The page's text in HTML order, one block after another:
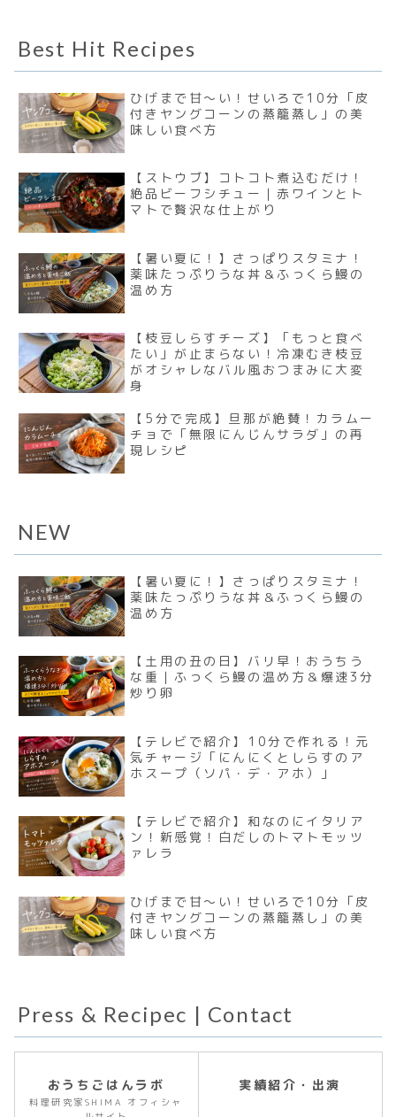
Best Hit Recipes
ひげまで甘〜い！せいろで10分「皮
付きヤングコーンの蒸籠蒸し」の美
味しい食べ方
【ストウブ】コトコト煮込むだけ！
絶品ビーフシチュー｜赤ワインとト
マトで贅沢な仕上がり
【暑い夏に！】さっぱりスタミナ！
薬味たっぷりうな丼＆ふっくら鰻の
温め方
【枝豆しらすチーズ】「もっと食べ
たい」が止まらない！冷凍むき枝豆
がオシャレなバル風おつまみに大変
身
【5分で完成】旦那が絶賛！カラムー
チョで「無限にんじんサラダ」の再
現レシピ
NEW
【暑い夏に！】さっぱりスタミナ！
薬味たっぷりうな丼＆ふっくら鰻の
温め方
【土用の丑の日】バリ早！おうちう
な重｜ふっくら鰻の温め方＆爆速3分
炒り卵
【テレビで紹介】10分で作れる！元
気チャージ「にんにくとしらすのア
ホスープ（ソパ・デ・アホ）」
【テレビで紹介】和なのにイタリア
ン！新感覚！白だしのトマトモッツ
ァレラ
ひげまで甘〜い！せいろで10分「皮
付きヤングコーンの蒸籠蒸し」の美
味しい食べ方
Press & Recipec | Contact
おうちごはんラボ
料理研究家SHIMA オフィシャ
実績紹介・出演